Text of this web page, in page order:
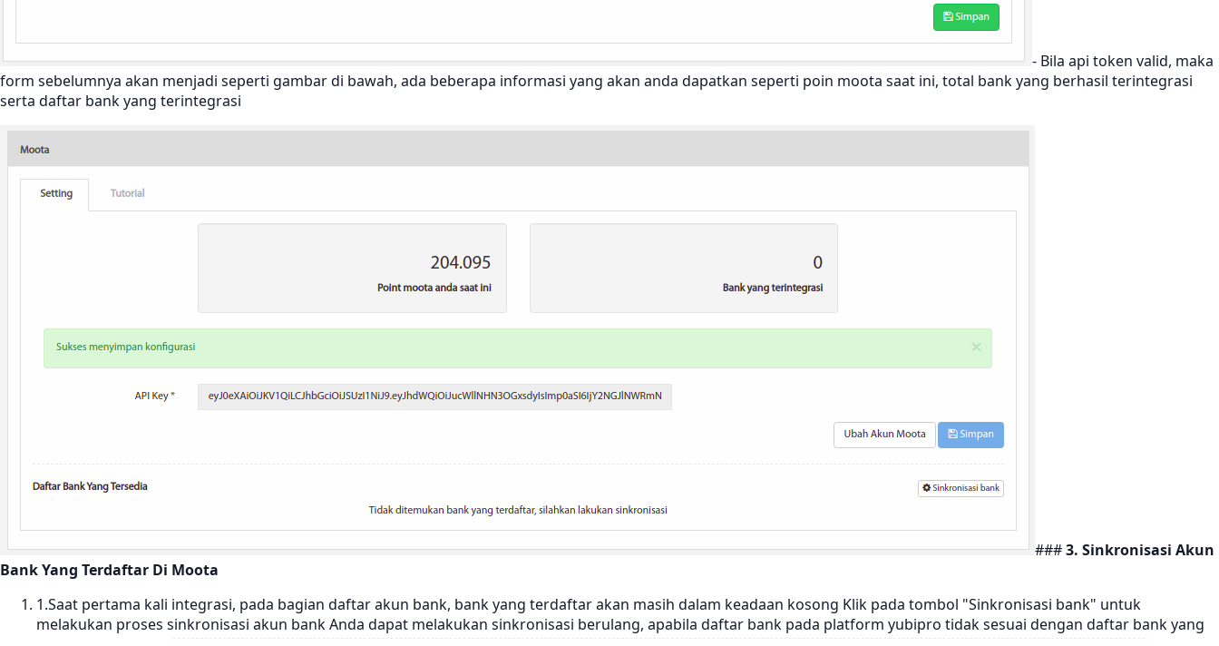
- Bila api token valid, maka
form sebelumnya akan menjadi seperti gambar di bawah, ada beberapa informasi yang akan anda dapatkan seperti poin moota saat ini, total bank yang berhasil terintegrasi
serta daftar bank yang terintegrasi
###3. Sinkronisasi Akun
Bank Yang Terdaftar Di Moota
1.Saat pertama kali integrasi, pada bagian daftar akun bank, bank yang terdaftar akan masih dalam keadaan kosong Klik pada tombol "Sinkronisasi bank" untuk
melakukan proses sinkronisasi akun bank Anda dapat melakukan sinkronisasi berulang, apabila daftar bank pada platform yubipro tidak sesuai dengan daftar bank yang